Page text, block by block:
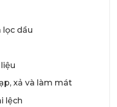
lọc dầu
xả và làm mát
lệch